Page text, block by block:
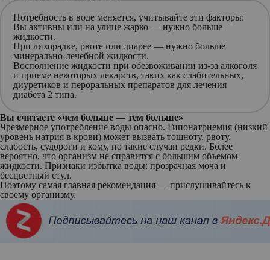
Потребность в воде меняется, учитывайте эти факторы:
Вы активны или на улице жарко — нужно больше
жидкости.
При лихорадке, рвоте или диарее — нужно больше
минерально-лечебной жидкости.
Восполнение жидкости при обезвоживании из-за алкоголя
и приеме некоторых лекарств, таких как слабительных,
диуретиков и пероральных препаратов для лечения
диабета 2 типа.
Вы считаете «чем больше — тем больше»
Чрезмерное употребление воды опасно. Гипонатриемия (низкий
уровень натрия в крови) может вызвать тошноту, рвоту,
слабость, судороги и кому, но такие случаи редки. Более
вероятно, что организм не справится с большим объемом
жидкости. Признаки избытка воды: прозрачная моча и
бесцветный стул.
Поэтому самая главная рекомендация — прислушивайтесь к
своему организму.